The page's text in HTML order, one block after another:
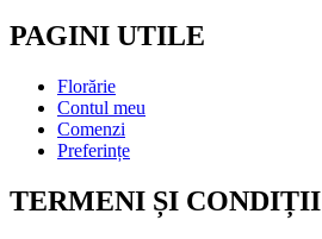
PAGINI UTILE
Florărie
Contul meu
Comenzi
Preferințe
TERMENI ȘI CONDIȚII